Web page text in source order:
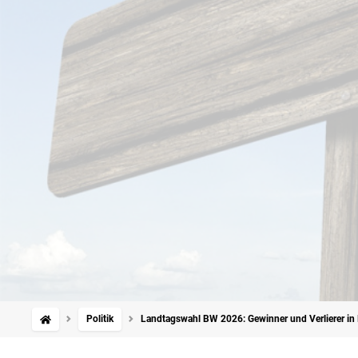
Politik Landtagswahl BW 2026: Gewinner und Verlierer